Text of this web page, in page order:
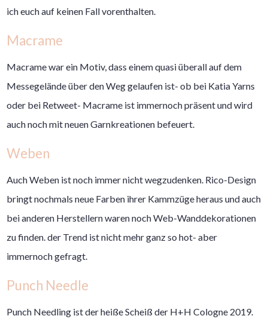
ich euch auf keinen Fall vorenthalten.
Macrame
Macrame war ein Motiv, dass einem quasi überall auf dem
Messegelände über den Weg gelaufen ist- ob bei Katia Yarns
oder bei Retweet- Macrame ist immernoch präsent und wird
auch noch mit neuen Garnkreationen befeuert.
Weben
Auch Weben ist noch immer nicht wegzudenken. Rico-Design
bringt nochmals neue Farben ihrer Kammzüge heraus und auch
bei anderen Herstellern waren noch Web-Wanddekorationen
zu finden. der Trend ist nicht mehr ganz so hot- aber
immernoch gefragt.
Punch Needle
Punch Needling ist der heiße Scheiß der H+H Cologne 2019.